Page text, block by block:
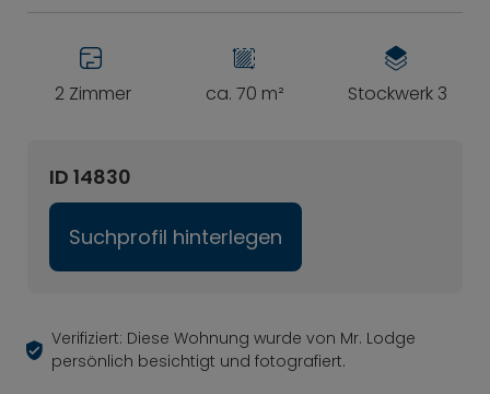
2 Zimmer ca. 70 m² Stockwerk 3
ID 14830
Suchprofil hinterlegen
Verifiziert: Diese Wohnung wurde von Mr. Lodge
persönlich besichtigt und fotografiert.